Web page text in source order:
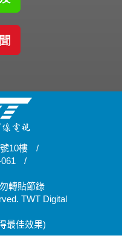
10樓
/
/
轉貼節錄
TWT Digital
最佳效果)